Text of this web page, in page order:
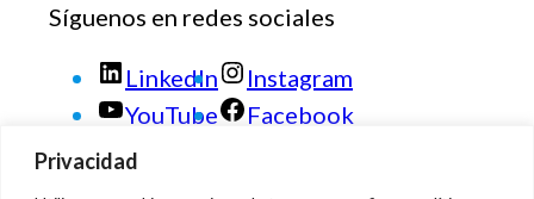
Privacidad
Síguenos en redes sociales
LinkedIn
Instagram
YouTube
Facebook